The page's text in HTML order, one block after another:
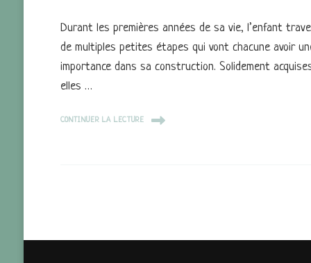
Durant les premières années de sa vie, l’enfant
de multiples petites étapes qui vont chacune avoir
importance dans sa construction. Solidement
elles …
CONTINUER LA LECTURE